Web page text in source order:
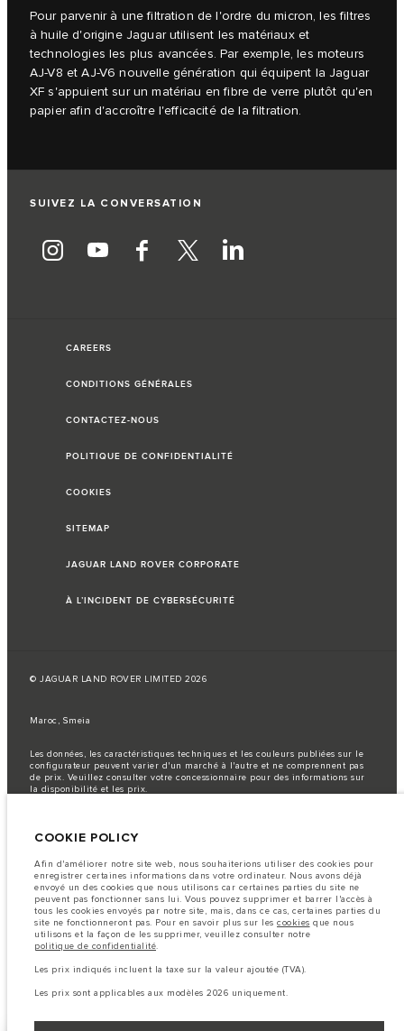
Pour parvenir à une filtration de l'ordre du micron, les filtres
à huile d'origine Jaguar utilisent les matériaux et
technologies les plus avancées. Par exemple, les moteurs
AJ-V8 et AJ-V6 nouvelle génération qui équipent la Jaguar
XF s'appuient sur un matériau en fibre de verre plutôt qu'en
papier afin d'accroître l'efficacité de la filtration.
SUIVEZ LA CONVERSATION
CAREERS
CONDITIONS GÉNÉRALES
CONTACTEZ-NOUS
POLITIQUE DE CONFIDENTIALITÉ
COOKIES
SITEMAP
JAGUAR LAND ROVER CORPORATE
À L’INCIDENT DE CYBERSÉCURITÉ
© JAGUAR LAND ROVER LIMITED 2026
Maroc, Smeia
Les données, les caractéristiques techniques et les couleurs publiées sur le
configurateur peuvent varier d'un marché à l'autre et ne comprennent pas
de prix. Veuillez consulter votre concessionnaire pour des informations sur
la disponibilité et les prix.
spécifications de construction des véhicules, la disponibilité des options et
conséquent, les images utilisées actuellement sur le site Web peuvent ne pas
refléter entièrement les spécifications actuelles en ce qui concerne les
caractéristiques, les options, les finitions et les combinaisons de couleurs.
Veuillez consulter votre concessionnaire pour avoir confirmation des
restrictions actuelles et faire un choix éclairé
Les chiffres fournis proviennent de tests offi ciels effectués par le fabricant
conformément å la législation européenne en vigueur. La consommation
réelle de carburant d'un véhicule peut différer de celle obtenue dans ces
tests et ces chiffres sont fournis å des fins de comparaison uniquement.
Les prix sont applicables uniquement aux modèles produit en 2026.
COOKIE POLICY
Afin d'améliorer notre site web, nous souhaiterions utiliser des cookies pour
enregistrer certaines informations dans votre ordinateur. Nous avons déjà
envoyé un des cookies que nous utilisons car certaines parties du site ne
peuvent pas fonctionner sans lui. Vous pouvez supprimer et barrer l'accès à
tous les cookies envoyés par notre site, mais, dans ce cas, certaines parties du
site ne fonctionneront pas. Pour en savoir plus sur les cookies que nous
utilisons et la façon de les supprimer, veuillez consulter notre
politique de confidentialité.
Les prix indiqués incluent la taxe sur la valeur ajoutée (TVA).
Les prix sont applicables aux modèles 2026 uniquement.